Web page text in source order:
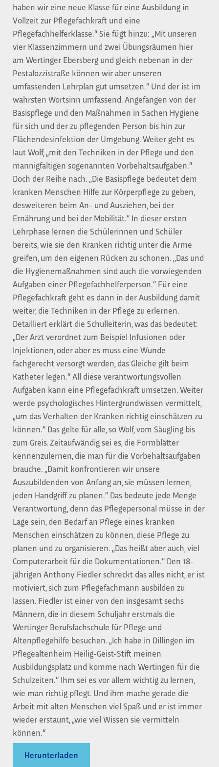
haben wir eine neue Klasse für eine Ausbildung in
Vollzeit zur Pflegefachkraft und eine
Pflegefachhelferklasse.“ Sie fügt hinzu: „Mit unseren
vier Klassenzimmern und zwei Übungsräumen hier
am Wertinger Ebersberg und gleich nebenan in der
Pestalozzistraße können wir aber unseren
umfassenden Lehrplan gut umsetzen.“ Und der ist im
wahrsten Wortsinn umfassend. Angefangen von der
Basispflege und den Maßnahmen in Sachen Hygiene
für sich und der zu pflegenden Person bis hin zur
Flächendesinfektion der Umgebung. Weiter geht es
laut Wolf, „mit den Techniken in der Pflege und den
mannigfaltigen sogenannten Vorbehaltsaufgaben.“
Doch der Reihe nach. „Die Basispflege bedeutet dem
kranken Menschen Hilfe zur Körperpflege zu geben,
desweiteren beim An- und Ausziehen, bei der
Ernährung und bei der Mobilität.“ In dieser ersten
Lehrphase lernen die Schülerinnen und Schüler
bereits, wie sie den Kranken richtig unter die Arme
greifen, um den eigenen Rücken zu schonen. „Das und
die Hygienemaßnahmen sind auch die vorwiegenden
Aufgaben einer Pflegefachhelferperson.“ Für eine
Pflegefachkraft geht es dann in der Ausbildung damit
weiter, die Techniken in der Pflege zu erlernen.
Detailliert erklärt die Schulleiterin, was das bedeutet:
„Der Arzt verordnet zum Beispiel Infusionen oder
Injektionen, oder aber es muss eine Wunde
fachgerecht versorgt werden, das Gleiche gilt beim
Katheter legen.“ All diese verantwortungsvollen
Aufgaben kann eine Pflegefachkraft umsetzen. Weiter
werde psychologisches Hintergrundwissen vermittelt,
„um das Verhalten der Kranken richtig einschätzen zu
können.“ Das gelte für alle, so Wolf, vom Säugling bis
zum Greis. Zeitaufwändig sei es, die Formblätter
kennenzulernen, die man für die Vorbehaltsaufgaben
brauche. „Damit konfrontieren wir unsere
Auszubildenden von Anfang an, sie müssen lernen,
jeden Handgriff zu planen.“ Das bedeute jede Menge
Verantwortung, denn das Pflegepersonal müsse in der
Lage sein, den Bedarf an Pflege eines kranken
Menschen einschätzen zu können, diese Pflege zu
planen und zu organisieren. „Das heißt aber auch, viel
Computerarbeit für die Dokumentationen.“ Den 18-
jährigen Anthony Fiedler schreckt das alles nicht, er ist
motiviert, sich zum Pflegefachmann ausbilden zu
lassen. Fiedler ist einer von den insgesamt sechs
Männern, die in diesem Schuljahr erstmals die
Wertinger Berufsfachschule für Pflege und
Altenpflegehilfe besuchen. „Ich habe in Dillingen im
Pflegealtenheim Heilig-Geist-Stift meinen
Ausbildungsplatz und komme nach Wertingen für die
Schulzeiten.“ Ihm sei es vor allem wichtig zu lernen,
wie man richtig pflegt. Und ihm mache gerade die
Arbeit mit alten Menschen viel Spaß und er ist immer
wieder erstaunt, „wie viel Wissen sie vermitteln
können.“
Herunterladen